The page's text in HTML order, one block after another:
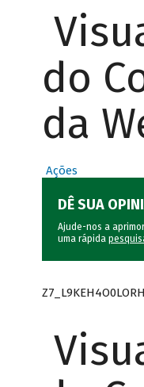
do
da
Ações
DÊ SUA
Ajude-nos a
uma rápida